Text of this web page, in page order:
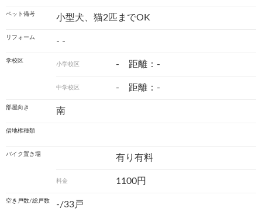
ペット備考 小型犬、猫2匹までOK
リフォーム - -
学校区
小学校区 - 距離：-
中学校区 - 距離：-
部屋向き 南
借地権種類
バイク置き場 有り有料
料金 1100円
空き戸数/総戸数 -/33戸